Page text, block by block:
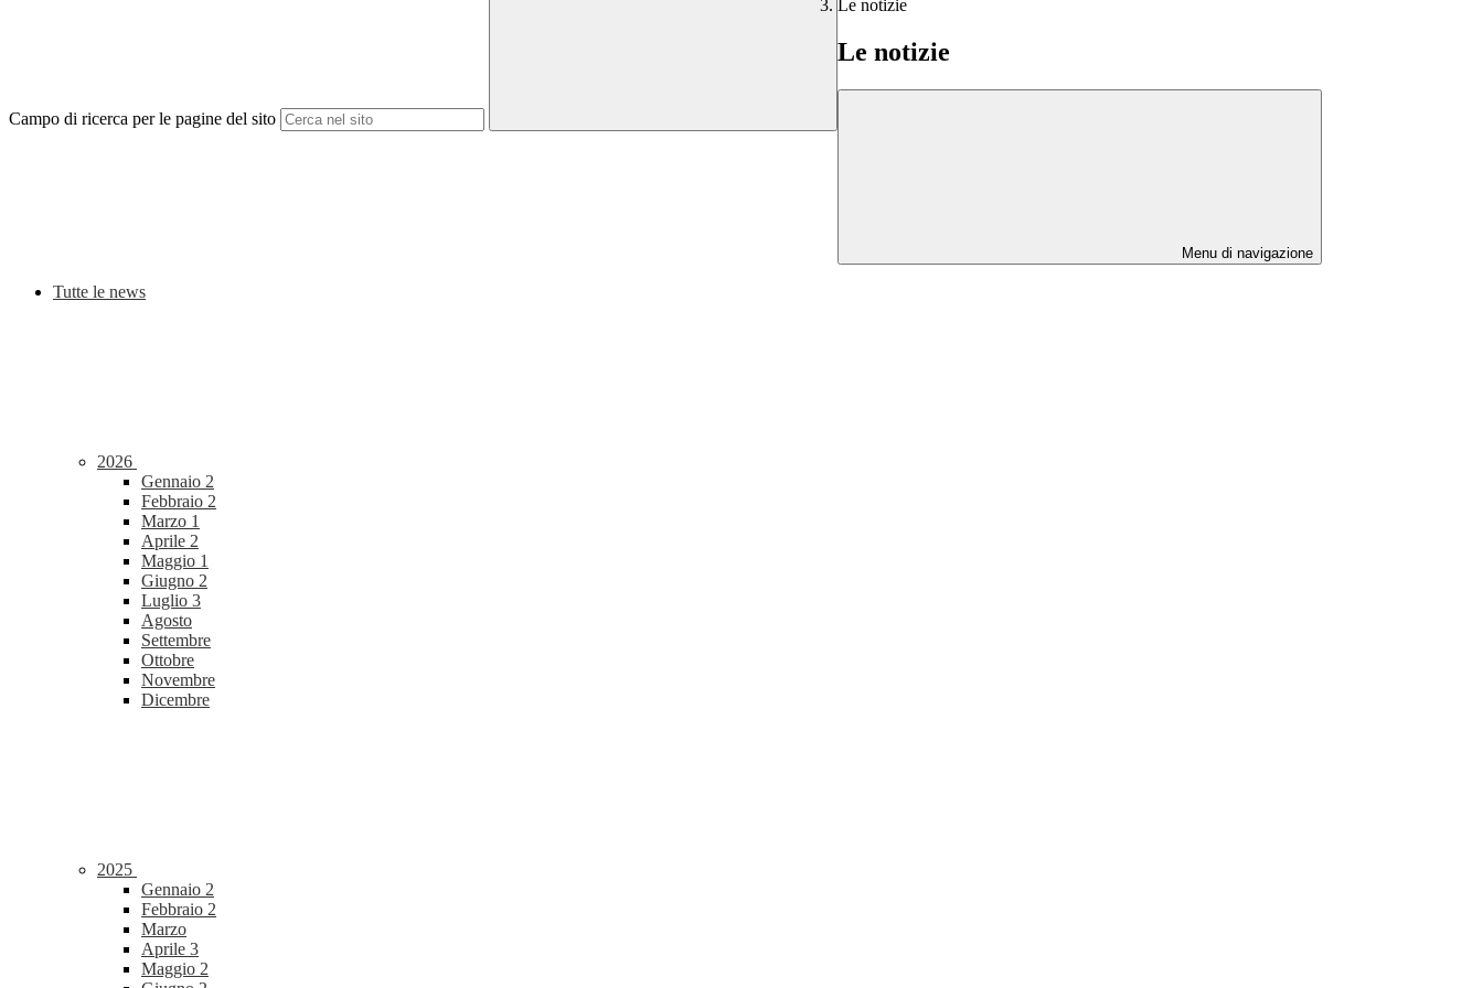
Campo di ricerca per le pagine del sito
Le notizie
Le notizie
Menu di navigazione
Tutte le news
2026
Gennaio 2
Febbraio 2
Marzo 1
Aprile 2
Maggio 1
Giugno 2
Luglio 3
Agosto
Settembre
Ottobre
Novembre
Dicembre
2025
Gennaio 2
Febbraio 2
Marzo
Aprile 3
Maggio 2